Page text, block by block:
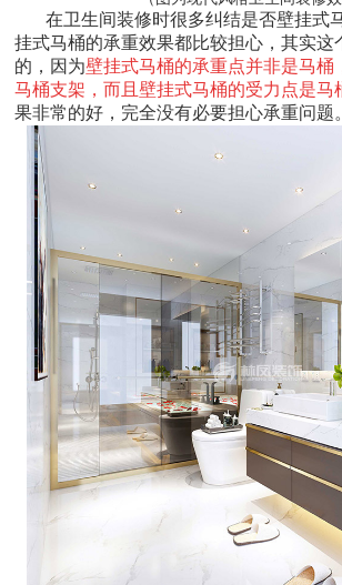
在卫生间装修时很多纠结是否壁挂式
挂式马桶的承重效果都比较担心，其实这
的，因为壁挂式马桶的承重点并非是马桶
马桶支架，而且壁挂式马桶的受力点是马
果非常的好，完全没有必要担心承重问题。